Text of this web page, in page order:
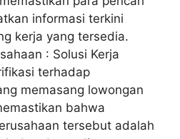
informasi terkini
kerja yang tersedia.
: Solusi Kerja
terhadap
memasang lowongan
bahwa
tersebut adalah